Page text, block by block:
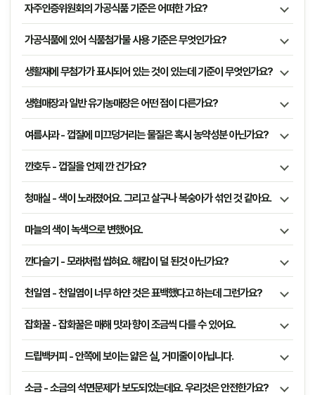
자주인증위원회의 가공식품 기준은 어떠한 가요?
가공식품에 있어 식품첨가물 사용 기준은 무엇인가요?
생활재에 무첨가가 표시되어 있는 것이 있는데 기준이 무엇인가요?
생협매장과 일반 유기농매장은 어떤 점이 다른가요?
여름사과 - 껍질에 미끄덩거리는 물질은 혹시 농약성분 아닌가요?
깐호두 - 껍질을 언제 깐 건가요?
청매실 - 색이 노래졌어요. 그리고 살구나 복숭아가 섞인 것 같아요.
마늘의 색이 녹색으로 변했어요.
깐다슬기 - 모래처럼 씹혀요. 해캄이 덜 된것 아닌가요?
천일염 - 천일염이 너무 하얀 것은 표백했다고 하는데 그런가요?
잡화꿀 - 잡화꿀은 매해 맛과 향이 조금씩 다를 수 있어요.
드립백커피 - 안쪽에 보이는 얇은 실, 거미줄이 아닙니다.
소금 - 소금의 석면문제가 보도되었는데요. 우리것은 안전한가요?